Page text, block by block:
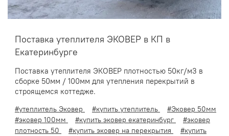
Поставка утеплителя ЭКОВЕР в КП в
Екатеринбурге
Поставка утеплителя ЭКОВЕР плотностью 50кг/м3 в
сборке 50мм / 100мм для утепления перекрытий в
строящемся коттедже.
#утеплитель Эковер #купить утеплитель
#Эковер 50мм
#эковер 100мм
#купить эковер екатеринбург
#эковер
плотность 50
#купить эковер на перекрытия
#купить